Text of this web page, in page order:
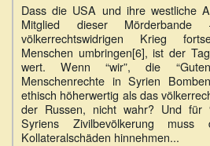
Dass die USA und ihre westliche
Mitglied dieser
völkerrechtswidrigen Krieg
Menschen umbringen[6], ist der
wert. Wenn “wir”, die
Menschenrechte in Syrien
ethisch höherwertig als das
der Russen, nicht wahr? Und für
Syriens Zivilbevölkerung
Kollateralschäden hinnehmen...